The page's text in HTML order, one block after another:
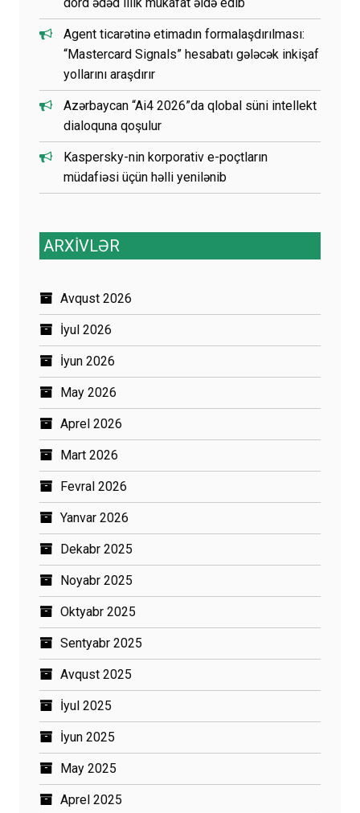
Agent ticarətinə etimadın formalaşdırılması:
“Mastercard Signals” hesabatı gələcək inkişaf
yollarını araşdırır
Azərbaycan “Ai4 2026”da qlobal süni intellekt
dialoquna qoşulur
Kaspersky-nin korporativ e-poçtların
müdafiəsi üçün həlli yenilənib
ARXİVLƏR
Avqust 2026
İyul 2026
İyun 2026
May 2026
Aprel 2026
Mart 2026
Fevral 2026
Yanvar 2026
Dekabr 2025
Noyabr 2025
Oktyabr 2025
Sentyabr 2025
Avqust 2025
İyul 2025
İyun 2025
May 2025
Aprel 2025